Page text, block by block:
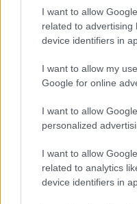
I want to allow
related to advertising
device identifiers in
I want to allow my
Google for online
I want to allow
personalized
I want to allow
related to analytics
device identifiers in
A